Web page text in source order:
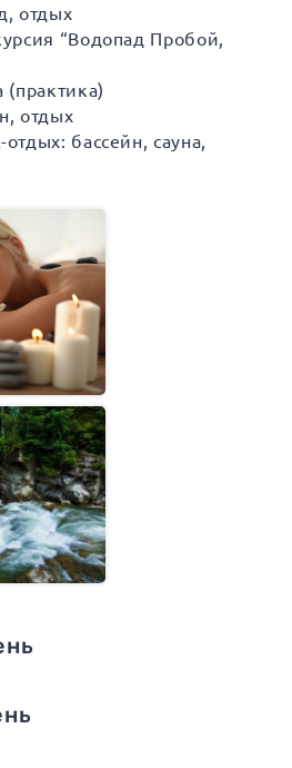
отдых
“Водопад Пробой,
(практика)
отдых
бассейн, сауна,